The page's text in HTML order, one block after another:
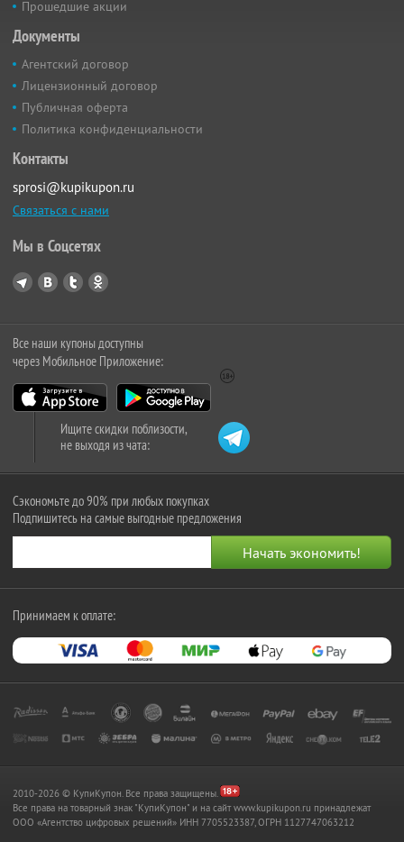
Прошедшие акции
Документы
Агентский договор
Лицензионный договор
Публичная оферта
Политика конфиденциальности
Контакты
sprosi@kupikupon.ru
Связаться с нами
Мы в Соцсетях
Все наши купоны доступны
через Мобильное Приложение:
Ищите скидки поблизости,
не выходя из чата:
Сэкономьте до 90% при любых покупках
Подпишитесь на самые выгодные предложения
Принимаем к оплате:
2010-2026 © КупиКупон. Все права защищены.
Все права на товарный знак "КупиКупон" и на сайт www.kupikupon.ru принадлежат
OOO «Агентство цифровых решений» ИНН 7705523387, ОГРН 1127747063212